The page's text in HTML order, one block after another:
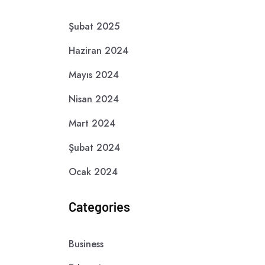
Şubat 2025
Haziran 2024
Mayıs 2024
Nisan 2024
Mart 2024
Şubat 2024
Ocak 2024
Categories
Business